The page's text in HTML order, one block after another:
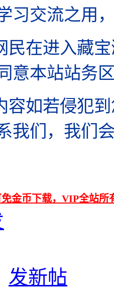
习交流之用
民在进入藏
意本站站务
容如若侵犯
我们，我们
免金币下载，VIP全站
发新帖